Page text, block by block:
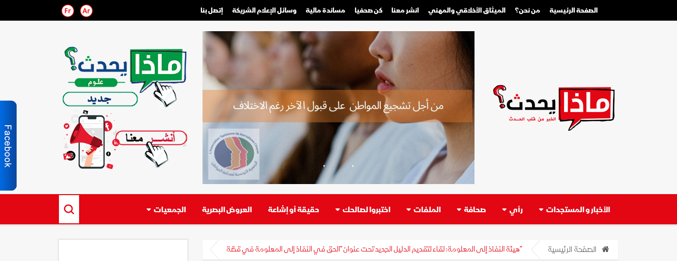
الصفحة الرئيسية من نحن؟ الميثاق الأخلاقي والمهني انشر معنا
كن صحفيا
صحفي محترف
صحفي مواطن
مساندة مالية وسائل الإعلام الشريكة إتصل بنا
الأخبار و المستجدات رأي صحافة الملفات اختبروا لصالحك حقيقة أو إشاعة العروض البصرية الجمعيات
الصفحة الرئيسية "هيئة النفاذ إلى المعلومة: لقاء لتقديم الدليل الجديد تحت عنوان "الحق في النفاذ إلى المعلومة في قصّة